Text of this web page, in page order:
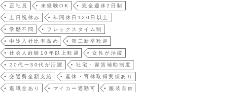
正社員 未経験OK 完全週休2日制
土日祝休み 年間休日120日以上
学歴不問 フレックスタイム制
中途入社比率高め 第二新卒歓迎
社会人経験10年以上歓迎 女性が活躍
20代〜30代が活躍 社宅・家賃補助制度
交通費全額支給 産休・育休取得実績あり
退職金あり マイカー通勤可 服装自由